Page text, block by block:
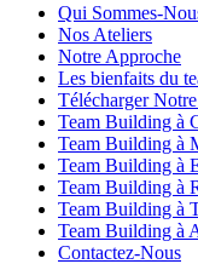
Qui Sommes-
Nos Ateliers
Notre Approche
Les bienfaits du
Télécharger
Team Building à
Team Building à
Team Building à
Team Building à
Team Building à
Team Building à
Contactez-Nous